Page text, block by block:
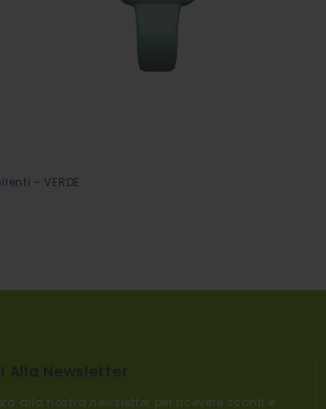
- VERDE
alla nostra newsletter per ricevere sconti e